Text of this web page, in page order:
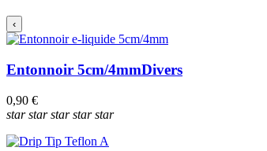
‹
Entonnoir 5cm/4mmDivers
0,90 €
starstarstarstarstar